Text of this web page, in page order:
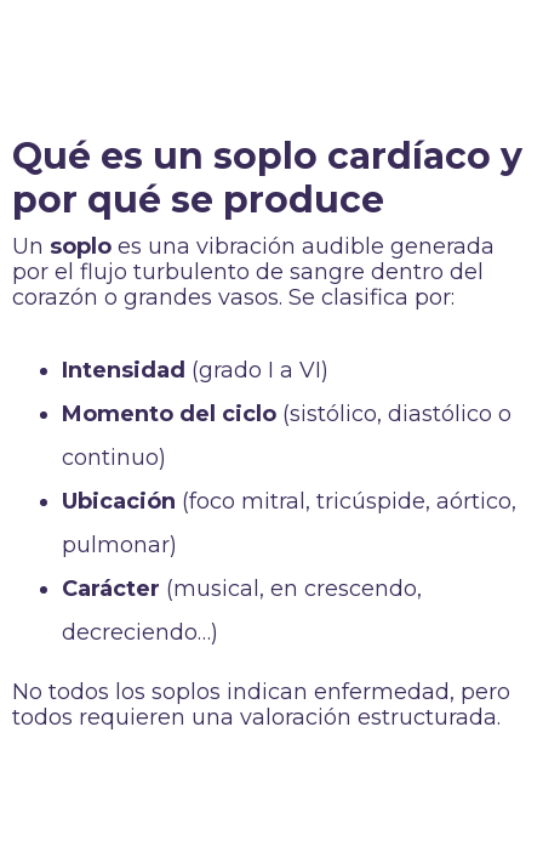
Qué es un soplo cardíaco y
por qué se produce
Un soplo es una vibración audible generada
por el flujo turbulento de sangre dentro del
corazón o grandes vasos. Se clasifica por:
Intensidad (grado I a VI)
Momento del ciclo (sistólico, diastólico o
continuo)
Ubicación (foco mitral, tricúspide, aórtico,
pulmonar)
Carácter (musical, en crescendo,
decreciendo…)
No todos los soplos indican enfermedad, pero
todos requieren una valoración estructurada.